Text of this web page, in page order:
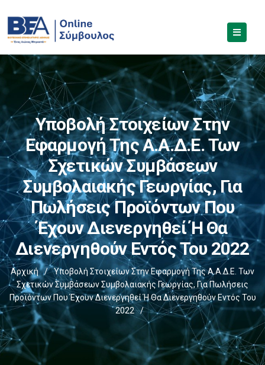
Υποβολή Στοιχείων Στην
Εφαρμογή Της Α.Α.Δ.Ε. Των
Σχετικών Συμβάσεων
Συμβολαιακής Γεωργίας, Για
Πωλήσεις Προϊόντων Που
Έχουν Διενεργηθεί Ή Θα
Διενεργηθούν Εντός Του 2022
Αρχική /
Υποβολή Στοιχείων Στην Εφαρμογή Της Α.Α.Δ.Ε. Των
Σχετικών Συμβάσεων Συμβολαιακής Γεωργίας, Για Πωλήσεις
Προϊόντων Που Έχουν Διενεργηθεί Ή Θα Διενεργηθούν Εντός Του
2022
/